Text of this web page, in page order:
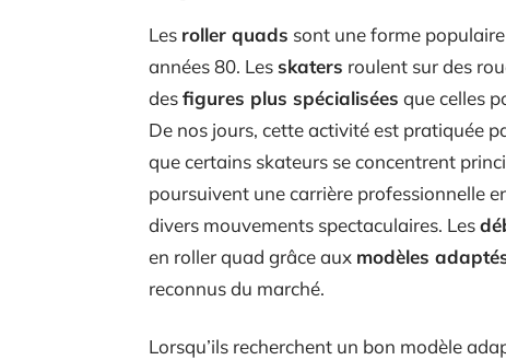
Les roller quads sont une forme
années 80. Lesskaters roulent sur des
desfigures plus spécialisées que celles
De nos jours, cette activité est pratiquée
que certains skateurs se concentrent
poursuivent une carrière professionnelle
divers mouvements spectaculaires. Les
en roller quad grâce aux modèles
reconnus du marché.
Lorsqu’ils recherchent un bon modèle